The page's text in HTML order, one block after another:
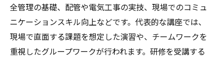
全管理の基礎、配管や電気工事の実技、現場でのコミュ
ニケーションスキル向上などです。代表的な講座では、
現場で直面する課題を想定した演習や、チームワークを
重視したグループワークが行われます。研修を受講する